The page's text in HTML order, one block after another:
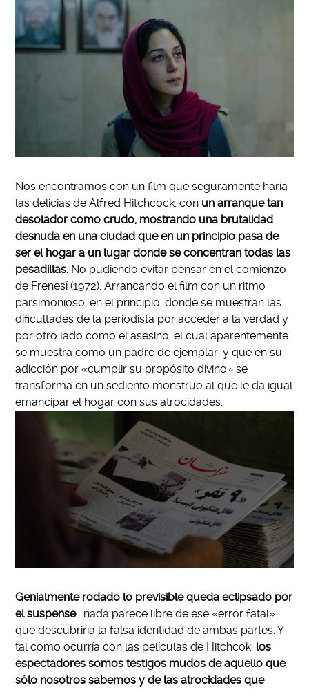
Nos encontramos con un film que seguramente haría
las delicias de Alfred Hitchcock, con un arranque tan
desolador como crudo, mostrando una brutalidad
desnuda en una ciudad que en un principio pasa de
ser el hogar a un lugar donde se concentran todas las
pesadillas. No pudiendo evitar pensar en el comienzo
de Frenesí (1972). Arrancando el film con un ritmo
parsimonioso, en el principio, donde se muestran las
dificultades de la periodista por acceder a la verdad y
por otro lado como el asesino, el cual aparentemente
se muestra como un padre de ejemplar, y que en su
adicción por «cumplir su propósito divino» se
transforma en un sediento monstruo al que le da igual
emancipar el hogar con sus atrocidades.
Genialmente rodado lo previsible queda eclipsado por
el suspense… nada parece libre de ese «error fatal»
que descubriría la falsa identidad de ambas partes. Y
tal como ocurría con las películas de Hitchcok, los
espectadores somos testigos mudos de aquello que
sólo nosotros sabemos y de las atrocidades que